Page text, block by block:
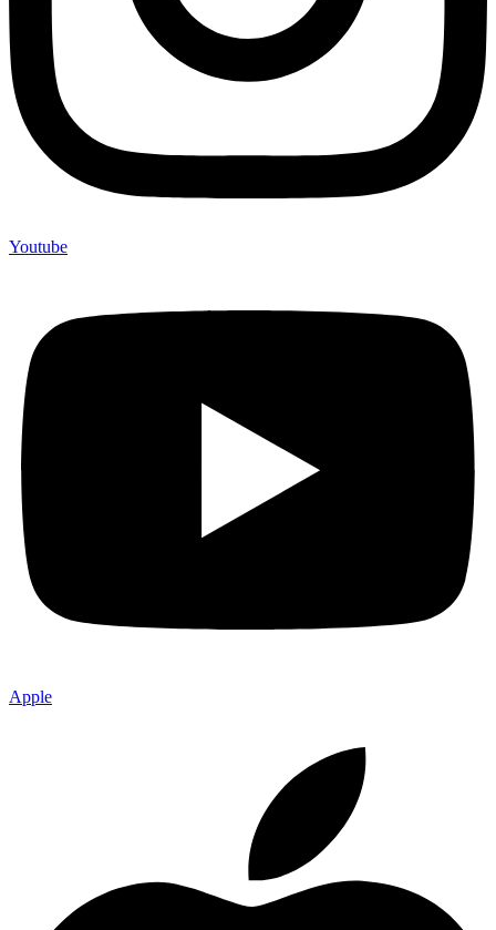
Youtube
Apple